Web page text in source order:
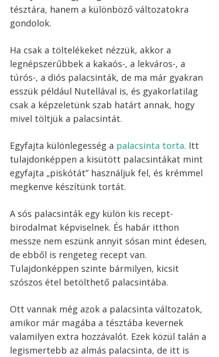
Feltekert palacsinták
A palacsinta tálalható négybe hajtva is –
bizonyos esetben ez tűnhet elegánsabbnak,
szokták felszolgálni. Ilyenkor a töltelék után a
tésztát először félbe, majd ismét félbe kell
hajtani.
Palacsinta receptek
Palacsinta recept gyakorlatilag annyi van,
ahány ház – vagy még több. És itt nem is a
tésztára, hanem a különböző változatokra
gondolok.
Ha csak a töltelékeket nézzük, akkor a
legnépszerűbbek a kakaós-, a lekváros-, a
túrós-, a diós palacsinták, de ma már gyakran
esszük például Nutellával is, és gyakorlatilag